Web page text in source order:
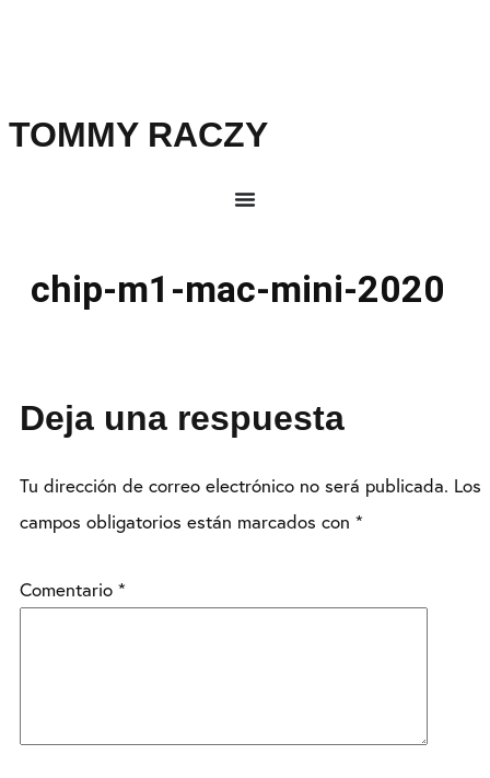
TOMMY RACZY
chip-m1-mac-mini-2020
Deja una respuesta
Tu dirección de correo electrónico no será publicada. Los
campos obligatorios están marcados con *
Comentario *